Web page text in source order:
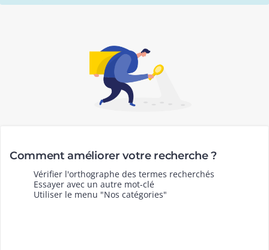
Comment améliorer votre recherche ?
Vérifier l'orthographe des termes recherchés
Essayer avec un autre mot-clé
Utiliser le menu "Nos catégories"